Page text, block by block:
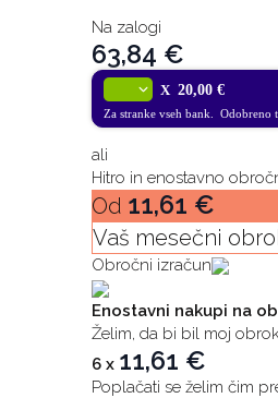
Na zalogi
63,84 €
X 20,00 €
Za stranke vseh bank. Odobreno
ali
Hitro in enostavno
Od 11,61 €
Vaš mesečni
Obročni izračun
Enostavni nakupi na
Želim, da bi bil moj
6 x 11,61 €
Poplačati se želim čim